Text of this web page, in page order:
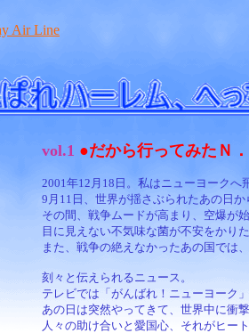
vol.1 ●だから行ってみたＮ
2001年12月18日。私はニューヨークへ
9月11日、世界が揺さぶられたあの日
その間、戦争ムードが高まり、空爆が
目に見えない不気味な菌が不安をかり
また、戦争の絶えなかったあの国では
刻々と伝えられるニュース。
テレビでは「がんばれ！ニューヨーク
あの日は突然やってきて、世界中に衝
人々の助け合いと愛国心、それがヒー
Air Line